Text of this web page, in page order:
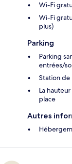
Wi-Fi
Wi-Fi
plus)
Parking
Parking
entrées/
Station de
La
place
Autres